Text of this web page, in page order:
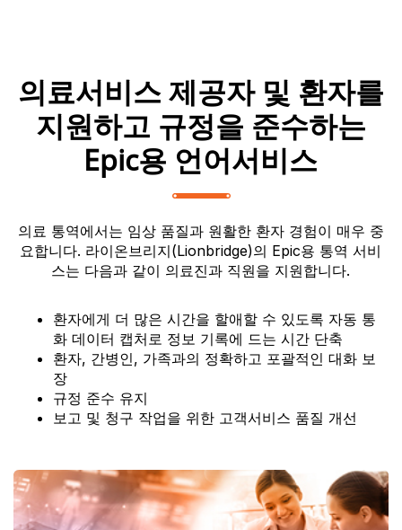
의료서비스 제공자 및 환자를
지원하고 규정을 준수하는
Epic용 언어서비스
의료 통역에서는 임상 품질과 원활한 환자 경험이 매우 중
요합니다. 라이온브리지(Lionbridge)의 Epic용 통역 서비
스는 다음과 같이 의료진과 직원을 지원합니다.
환자에게 더 많은 시간을 할애할 수 있도록 자동 통
화 데이터 캡처로 정보 기록에 드는 시간 단축
환자, 간병인, 가족과의 정확하고 포괄적인 대화 보
장
규정 준수 유지
보고 및 청구 작업을 위한 고객서비스 품질 개선